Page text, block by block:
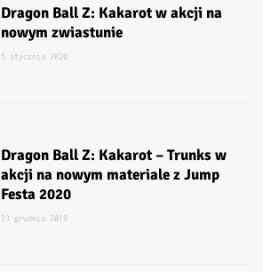
Dragon Ball Z: Kakarot w akcji na
nowym zwiastunie
5 stycznia 2020
Dragon Ball Z: Kakarot – Trunks w
akcji na nowym materiale z Jump
Festa 2020
23 grudnia 2019